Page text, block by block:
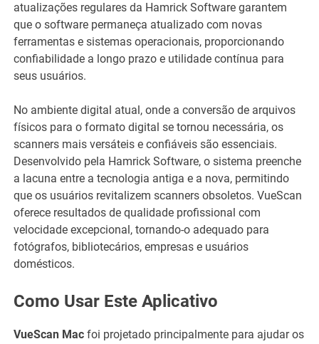
atualizações regulares da Hamrick Software garantem
que o software permaneça atualizado com novas
ferramentas e sistemas operacionais, proporcionando
confiabilidade a longo prazo e utilidade contínua para
seus usuários.
No ambiente digital atual, onde a conversão de arquivos
físicos para o formato digital se tornou necessária, os
scanners mais versáteis e confiáveis ​​são essenciais.
Desenvolvido pela Hamrick Software, o sistema preenche
a lacuna entre a tecnologia antiga e a nova, permitindo
que os usuários revitalizem scanners obsoletos. VueScan
oferece resultados de qualidade profissional com
velocidade excepcional, tornando-o adequado para
fotógrafos, bibliotecários, empresas e usuários
domésticos.
Como Usar Este Aplicativo
VueScan Mac foi projetado principalmente para ajudar os